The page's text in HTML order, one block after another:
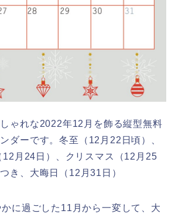
ゃれな2022年12月を飾る縦型無料
ダーです。冬至（12月22日頃）、
12月24日）、クリスマス（12月25
き、大晦日（12月31日）
に過ごした11月から一変して、大